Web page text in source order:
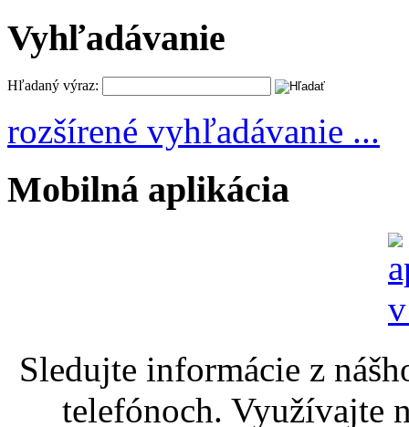
Vyhľadávanie
Hľadaný výraz:
rozšírené vyhľadávanie ...
Mobilná aplikácia
Sledujte informácie z
telefónoch. Využívajte